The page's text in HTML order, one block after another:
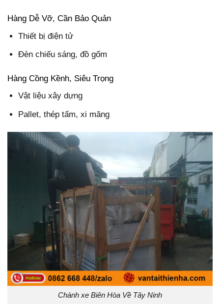
Hàng Dễ Vỡ, Cần Bảo Quản
Thiết bị điện tử
Đèn chiếu sáng, đồ gốm
Hàng Cồng Kềnh, Siêu Trọng
Vật liệu xây dựng
Pallet, thép tấm, xi măng
Chành xe Biên Hòa Về Tây Ninh